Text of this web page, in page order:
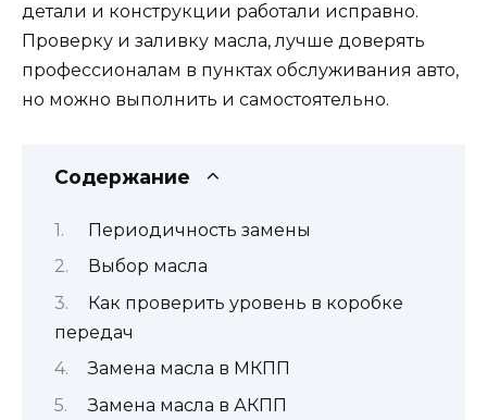
детали и конструкции работали исправно.
Проверку и заливку масла, лучше доверять
профессионалам в пунктах обслуживания авто,
но можно выполнить и самостоятельно.
Содержание
Периодичность замены
Выбор масла
Как проверить уровень в коробке
передач
Замена масла в МКПП
Замена масла в АКПП